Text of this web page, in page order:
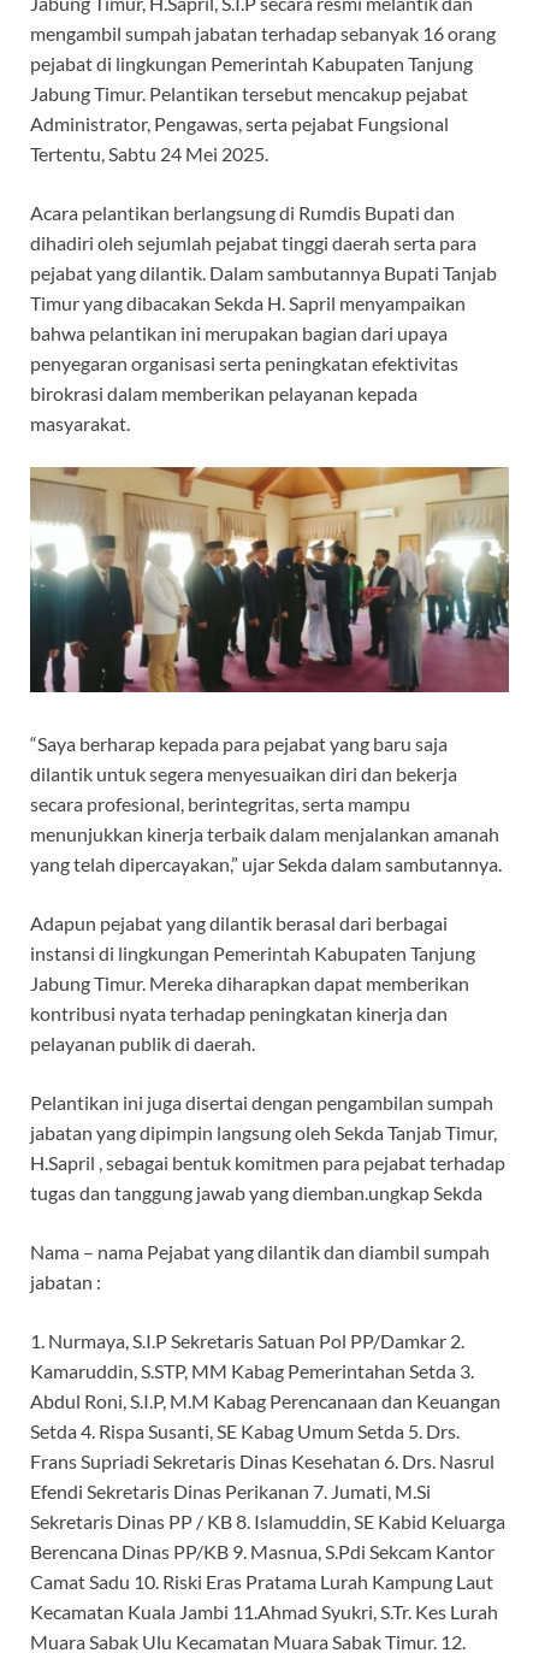
b
o
o
k
s
A
p
p
gr
a
m
a
ds
mengambil sumpah jabatan terhadap sebanyak 16 orang
pejabat di lingkungan Pemerintah Kabupaten Tanjung
Jabung Timur. Pelantikan tersebut mencakup pejabat
Administrator, Pengawas, serta pejabat Fungsional
Tertentu, Sabtu 24 Mei 2025.
Acara pelantikan berlangsung di Rumdis Bupati dan
dihadiri oleh sejumlah pejabat tinggi daerah serta para
pejabat yang dilantik. Dalam sambutannya Bupati Tanjab
Timur yang dibacakan Sekda H. Sapril menyampaikan
bahwa pelantikan ini merupakan bagian dari upaya
penyegaran organisasi serta peningkatan efektivitas
birokrasi dalam memberikan pelayanan kepada
masyarakat.
“Saya berharap kepada para pejabat yang baru saja
dilantik untuk segera menyesuaikan diri dan bekerja
secara profesional, berintegritas, serta mampu
menunjukkan kinerja terbaik dalam menjalankan amanah
yang telah dipercayakan,” ujar Sekda dalam sambutannya.
Adapun pejabat yang dilantik berasal dari berbagai
instansi di lingkungan Pemerintah Kabupaten Tanjung
Jabung Timur. Mereka diharapkan dapat memberikan
kontribusi nyata terhadap peningkatan kinerja dan
pelayanan publik di daerah.
Pelantikan ini juga disertai dengan pengambilan sumpah
jabatan yang dipimpin langsung oleh Sekda Tanjab Timur,
H.Sapril , sebagai bentuk komitmen para pejabat terhadap
tugas dan tanggung jawab yang diemban.ungkap Sekda
Nama – nama Pejabat yang dilantik dan diambil sumpah
jabatan :
1. Nurmaya, S.I.P Sekretaris Satuan Pol PP/Damkar 2.
Kamaruddin, S.STP, MM Kabag Pemerintahan Setda 3.
Abdul Roni, S.I.P, M.M Kabag Perencanaan dan Keuangan
Setda 4. Rispa Susanti, SE Kabag Umum Setda 5. Drs.
Frans Supriadi Sekretaris Dinas Kesehatan 6. Drs. Nasrul
Efendi Sekretaris Dinas Perikanan 7. Jumati, M.Si
Sekretaris Dinas PP / KB 8. Islamuddin, SE Kabid Keluarga
Berencana Dinas PP/KB 9. Masnua, S.Pdi Sekcam Kantor
Camat Sadu 10. Riski Eras Pratama Lurah Kampung Laut
Kecamatan Kuala Jambi 11.Ahmad Syukri, S.Tr. Kes Lurah
Muara Sabak Ulu Kecamatan Muara Sabak Timur. 12.